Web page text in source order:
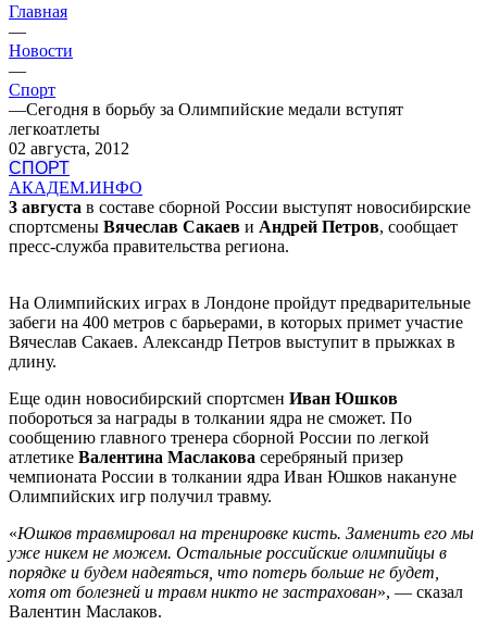
Главная
—
Новости
—
Спорт
—Сегодня в борьбу за Олимпийские медали вступят
легкоатлеты
02 августа, 2012
СПОРТ
АКАДЕМ.ИНФО
3 августа в составе сборной России выступят новосибирские
спортсмены Вячеслав Сакаев и Андрей Петров, сообщает
пресс-служба правительства региона.
На Олимпийских играх в Лондоне пройдут предварительные
забеги на 400 метров с барьерами, в которых примет участие
Вячеслав Сакаев. Александр Петров выступит в прыжках в
длину.
Еще один новосибирский спортсмен Иван Юшков
побороться за награды в толкании ядра не сможет. По
сообщению главного тренера сборной России по легкой
атлетике Валентина Маслакова серебряный призер
чемпионата России в толкании ядра Иван Юшков накануне
Олимпийских игр получил травму.
«Юшков травмировал на тренировке кисть. Заменить его мы
уже никем не можем. Остальные российские олимпийцы в
порядке и будем надеяться, что потерь больше не будет,
хотя от болезней и травм никто не застрахован», — сказал
Валентин Маслаков.